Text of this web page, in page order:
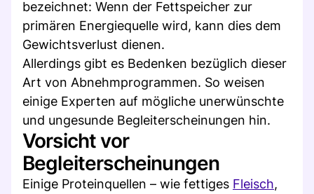
bezeichnet: Wenn der Fettspeicher zur
primären Energiequelle wird, kann dies dem
Gewichtsverlust dienen.
Allerdings gibt es Bedenken bezüglich dieser
Art von Abnehmprogrammen. So weisen
einige Experten auf mögliche unerwünschte
und ungesunde Begleiterscheinungen hin.
Vorsicht vor
Begleiterscheinungen
Einige Proteinquellen – wie fettiges Fleisch,